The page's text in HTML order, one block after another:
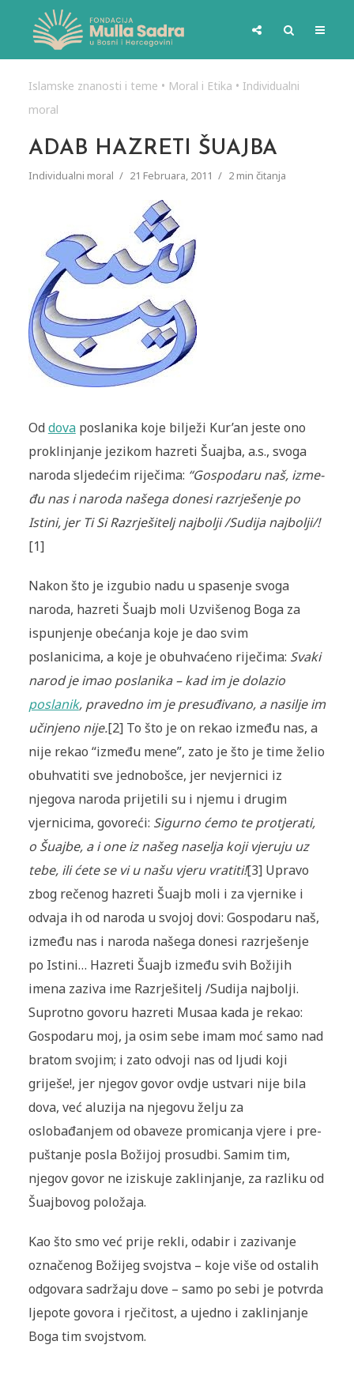
Islamske znanosti i teme • Moral i Etika • Individualni
moral
ADAB HAZRETI ŠUAJBA
Individualni moral 21 Februara, 2011 2 min čitanja
Oddovaposlanika koje bilježi Kur’an jeste ono
proklinjanje jezikom ha­zreti Šuajba, a.s., svoga
naroda sljedećim riječima: “Gospodaru naš, iz­me­
đu nas i naroda našega donesi razrješenje po
Istini, jer Ti Si Razrje­ši­telj najbolji /Sudija najbolji/!
[1]
Nakon što je izgubio nadu u spasenje svo­ga
naroda, hazreti Šuajb moli Uzvišenog Boga za
ispunjenje obećanja koje je dao svim
poslanicima, a koje je obuhvaćeno riječima: Svaki
narod je imao poslanika – kad im je dolazio
poslanik, pravedno im je presuđivano, a nasilje im
učinjeno nije.[2] To što je on rekao između nas, a
nije rekao “iz­među mene”, zato je što je time želio
obuhvatiti sve jednobošce, jer ne­vjernici iz
njegova naroda prijetili su i njemu i drugim
vjernicima, go­vo­reći: Sigurno ćemo te protjerati,
o Šuajbe, a i one iz našeg naselja koji vje­ruju uz
tebe, ili ćete se vi u našu vjeru vratiti![3] Upravo
zbog rečenog ha­zreti Šuajb moli i za vjernike i
odvaja ih od naroda u svojoj dovi: Go­spo­daru naš,
između nas i naroda našega donesi razrješenje
po Istini… Ha­zreti Šuajb između svih Božijih
imena zaziva ime Razrješitelj /Sudija naj­bolji.
Suprotno govoru hazreti Musaa kada je rekao:
Gospodaru moj, ja osim sebe imam moć samo nad
bratom svojim; i zato odvoji nas od ljudi koji
griješe!, jer njegov govor ovdje ustvari nije bila
dova, već alu­zi­ja na njegovu želju za
oslobađanjem od obaveze promicanja vjere i pre­
puš­tanje posla Božijoj prosudbi. Samim tim,
njegov govor ne iziskuje za­kli­njanje, za razliku od
Šuajbovog položaja.
Kao što smo već prije rekli, odabir i zazivanje
označenog Božijeg svoj­stva – koje više od ostalih
odgovara sadržaju dove – samo po sebi je po­­tvrda
ljepote govora i rječitost, a ujedno i zaklinjanje
Boga tim svoj­stvom.